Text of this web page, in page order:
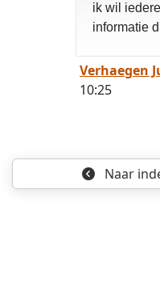
ik wil
informatie
Verhaegen
10:25
Naar